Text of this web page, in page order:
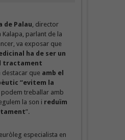
de Palau, director
Kalapa, parlant de la
va exposar que
ha de ser un
tractament
destacar que amb el
“evitem la
podem treballar amb
la son i reduïm
”.
especialista en